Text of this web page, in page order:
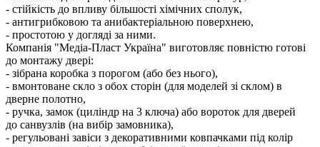
- стійкість до впливу більшості хімічних сполук,
- антигрибковою та анибактеріальною поверхнею,
- простотою у догляді за ними.
Компанія "Медіа-Пласт Україна" виготовляє повністю готові
до монтажу двері:
- зібрана коробка з порогом (або без нього),
- вмонтоване скло з обох сторін (для моделей зі склом) в
дверне полотно,
- ручка, замок (циліндр на 3 ключа) або вороток для дверей
до санвузлів (на вибір замовника),
- регульовані завіси з декоративними ковпачками під колір